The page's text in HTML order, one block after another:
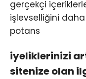
gerçekçi
işlevselliğini
potans
iyeliklerinizi
sitenize olan